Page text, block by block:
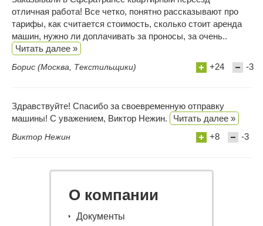
отличная работа! Все четко, понятно рассказывают про
тарифы, как считается стоимость, сколько стоит аренда
машин, нужно ли доплачивать за проносы, за очень..
Читать далее »
Борис (Москва, Текстильщики) +24 -3
Здравствуйте! Спасибо за своевременную отправку
машины! С уважением, Виктор Нежин.
Читать далее »
Виктор Нежин +8 -3
О компании
Документы